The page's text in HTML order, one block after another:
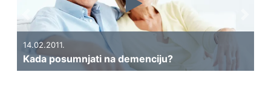
14.02.2011.
Kada posumnjati na demenciju?
Previous